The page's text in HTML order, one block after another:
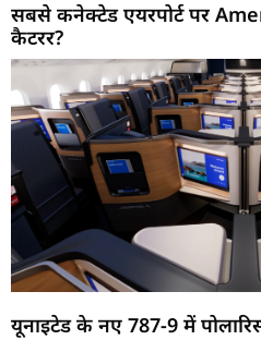
सबसे कनेक्टेड एयरपोर्ट पर
कैटरर?
यूनाइटेड के नए 787-9 में